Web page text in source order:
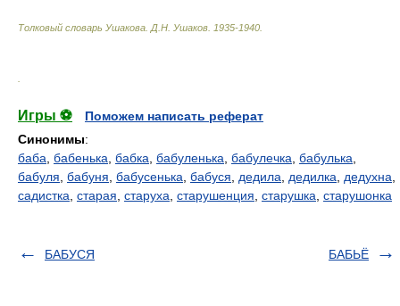
Толковый словарь Ушакова Д.Н. Ушаков. 1935-1940
Игры ⚽
Поможем написать реферат
Синонимы:
баба бабенька бабка бабуленька бабулечка бабулька
бабуля бабуня бабусенька бабуся дедила дедилка дедухна
садистка старая старуха старушенция старушка старушонка
БАБУСЯ БАБЬЁ